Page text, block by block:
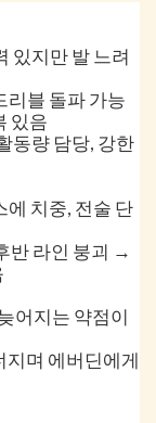
있지만 발 느려
리블 돌파 가능
있음
동량 담당, 강한
에 치중, 전술 단
반 라인 붕괴 →
어지는 약점이
지며 에버딘에게